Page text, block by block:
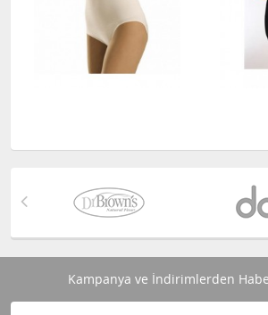
Kampanya ve İndirimlerden